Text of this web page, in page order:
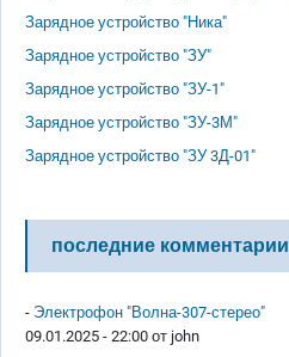
Зарядное устройство "Ника"
Зарядное устройство "ЗУ"
Зарядное устройство "ЗУ-1"
Зарядное устройство "ЗУ-3М"
Зарядное устройство "ЗУ 3Д-01"
последние комментарии
- Электрофон "Волна-307-стерео"
09.01.2025 - 22:00 от john